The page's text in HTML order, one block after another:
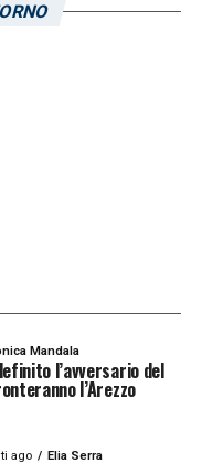
TOP NEWS
Mandala
l’avversario del
l’Arezzo
ago Elia Serra